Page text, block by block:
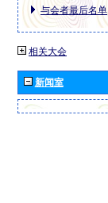
与会者最后名单
相关大会
新闻室